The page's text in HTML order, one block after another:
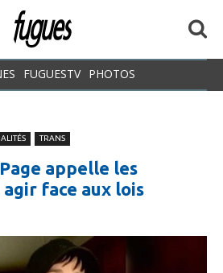
FUGUESTV PHOTOS
TRANS
appelle les
agir face aux lois